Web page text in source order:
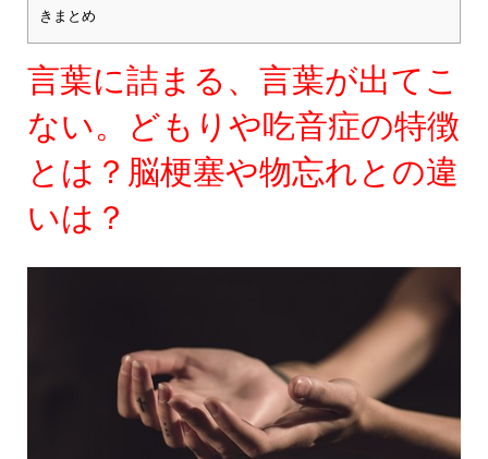
きまとめ
言葉に詰まる、言葉が出てこ
ない。どもりや吃音症の特徴
とは？脳梗塞や物忘れとの違
いは？